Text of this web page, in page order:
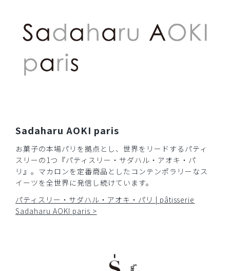
しわにもならず、張り感もあり着心地良好です。
ジェラピケコラボのスクラブだとトップスL、ボトムスLLを
着用していますが、今回は上下ともSでちょうどよかったで
す。
首の後ろやポケット、ヒップにかわいい刺繍が施してあり、
クラブトップス(男女兼用)/グリーン/S
役に立った 0
​1 ​2
Sadaharu AOKI paris
お菓子の本場パリを拠点とし、世界をリードするパティ
スリーの1つ『パティスリー・サダハル・アオキ・パ
リ』。マカロンを定番商品としたコンテンポラリーなス
イーツを全世界に発信し続けています。
パティスリー・サダハル・アオキ・パリ | pâtisserie
Sadaharu AOKI paris >